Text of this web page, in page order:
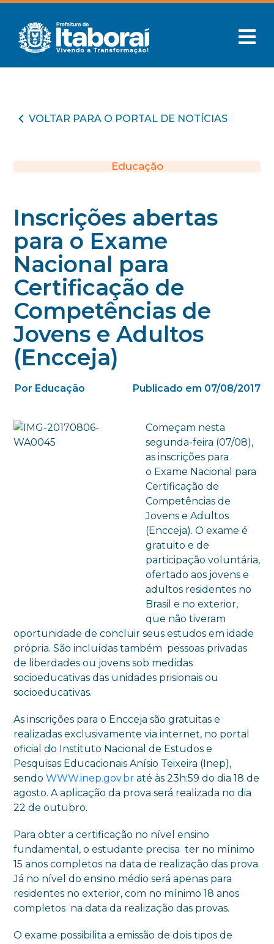
VOLTAR PARA O PORTAL DE NOTÍCIAS
Educação
Inscrições abertas
para o Exame
Nacional para
Certificação de
Competências de
Jovens e Adultos
(Encceja)
Por Educação Publicado em 07/08/2017
Começam nesta
segunda-feira (07/08),
as inscrições para
o Exame Nacional para
Certificação de
Competências de
Jovens e Adultos
(Encceja). O exame é
gratuito e de
participação voluntária,
ofertado aos jovens e
adultos residentes no
Brasil e no exterior,
que não tiveram
oportunidade de concluir seus estudos em idade
própria. São incluídas também pessoas privadas
de liberdades ou jovens sob medidas
socioeducativas das unidades prisionais ou
socioeducativas.
As inscrições para o Encceja são gratuitas e
realizadas exclusivamente via internet, no portal
oficial do Instituto Nacional de Estudos e
Pesquisas Educacionais Anísio Teixeira (Inep),
sendoWWW.inep.gov.br até às 23h:59 do dia 18 de
agosto. A aplicação da prova será realizada no dia
22 de outubro.
Para obter a certificação no nível ensino
fundamental, o estudante precisa ter no mínimo
15 anos completos na data de realização das prova.
Já no nível do ensino médio será apenas para
residentes no exterior, com no mínimo 18 anos
completos na data da realização das provas.
O exame possibilita a emissão de dois tipos de